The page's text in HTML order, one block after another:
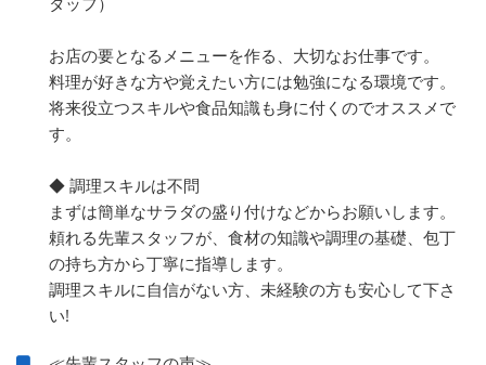
お店の要となるメニューを作る、大切なお仕事です。
料理が好きな方や覚えたい方には勉強になる環境です。
将来役立つスキルや食品知識も身に付くのでオススメで
す。
◆ 調理スキルは不問
まずは簡単なサラダの盛り付けなどからお願いします。
頼れる先輩スタッフが、食材の知識や調理の基礎、包丁
の持ち方から丁寧に指導します。
調理スキルに自信がない方、未経験の方も安心して下さ
い!